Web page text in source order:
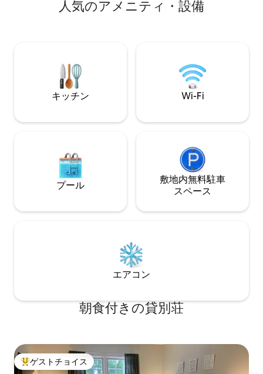
人気のアメニティ・設備
キッチン Wi-Fi
プール
敷地内無料駐⁠車
ス⁠ペ⁠ー⁠ス
エアコン
朝食付きの貸別荘
大好評のゲストチョイスです。
ゲストチョイス